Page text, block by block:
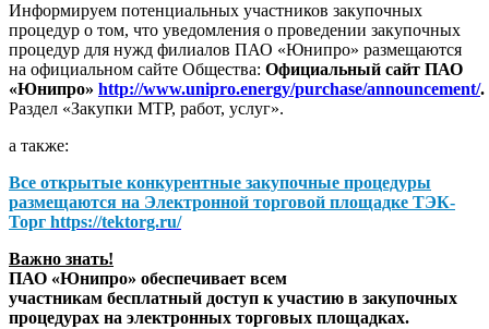
Информируем потенциальных участников закупочных
процедур о том, что уведомления о проведении закупочных
процедур для нужд филиалов ПАО «Юнипро» размещаются
на официальном сайте Общества: Официальный сайт ПАО
«Юнипро» http://www.unipro.energy/purchase/announcement/.
Раздел «Закупки МТР, работ, услуг».
а также:
Все открытые конкурентные закупочные процедуры
размещаются на Электронной торговой площадке ТЭК-
Торг https://tektorg.ru/
Важно знать!
ПАО «Юнипро» обеспечивает всем
участникам бесплатный доступ к участию в закупочных
процедурах на электронных торговых площадках.